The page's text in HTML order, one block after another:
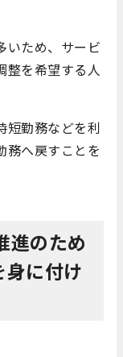
いため、サービ
整を希望する人
短勤務などを利
務へ戻すことを
進のため
身に付け